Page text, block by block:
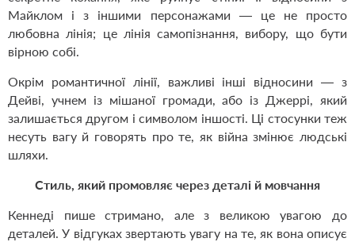
Майклом і з іншими персонажами — це не просто
любовна лінія; це лінія самопізнання, вибору, що бути
вірною собі.
Окрім романтичної лінії, важливі інші відносини — з
Дейві, учнем із мішаної громади, або із Джеррі, який
залишається другом і символом іншості. Ці стосунки теж
несуть вагу й говорять про те, як війна змінює людські
шляхи.
Стиль, який промовляє через деталі й мовчання
Кеннеді пише стримано, але з великою увагою до
деталей. У відгуках звертають увагу на те, як вона описує